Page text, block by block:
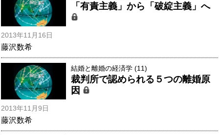
「有責主義」から「破綻主義」へ
2013年11月16日
藤沢数希
結婚と離婚の経済学 (11)
裁判所で認められる５つの離婚原
因
2013年11月9日
藤沢数希